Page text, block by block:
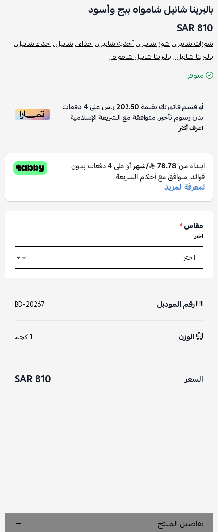
باليرينا شانيل شامواه بيج وأسود
810 SAR
شوزات شانيل ,شوز شانيل ,أحذية شانيل ,حذاء ,شانيل ,حذاء شانيل ,
باليرينا شانيل ,باليرينا شانيل شامواه ,
متوفر
أو قسم فاتورتك بقيمة202.50 ر.س على4دفعات
بدون رسوم تأخير، متوافقة مع الشريعة الإسلامية
اعرف أكثر
مقاس*
اختر
رقم الموديل BD-20267
الوزن 1 كجم
السعر 810 SAR
تفاصيل المنتج